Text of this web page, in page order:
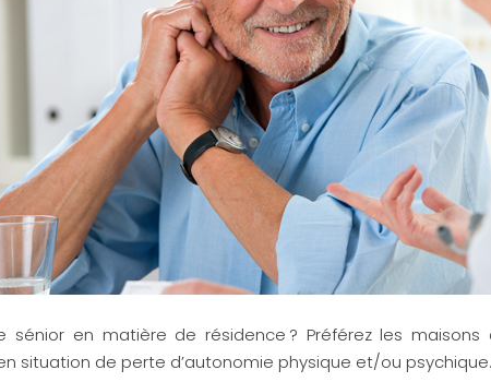
sénior en matière de résidence ? Préférez les
situation de perte d’autonomie physique et/ou